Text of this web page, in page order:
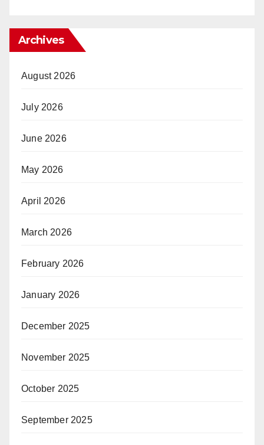
Archives
August 2026
July 2026
June 2026
May 2026
April 2026
March 2026
February 2026
January 2026
December 2025
November 2025
October 2025
September 2025